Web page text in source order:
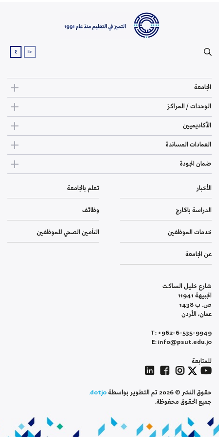
En ع
الجامعة
الوحدات / المراكز
الأكاديميين
العمادات المساندة
ضمان الجودة
الأخبار تعلم بالجامعة
الدراسة بالخارج وظائف
خدمات الموظفين التأمين الصحي للموظفين
عن الجامعة
شارع خليل الساكت
الجبيهة 11941
ص. ب 1438
عمان، الأردن
T: +962-6-535-9949
E: info@psut.edu.jo
للمتابعة
حقوق النشر © 2026 تم التطوير بواسطة
dotjo.
جميع الحقوق محفوظة.